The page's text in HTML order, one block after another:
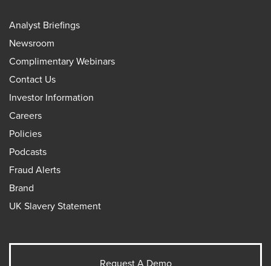
Analyst Briefings
Newsroom
Complimentary Webinars
Contact Us
Investor Information
Careers
Policies
Podcasts
Fraud Alerts
Brand
UK Slavery Statement
Request A Demo